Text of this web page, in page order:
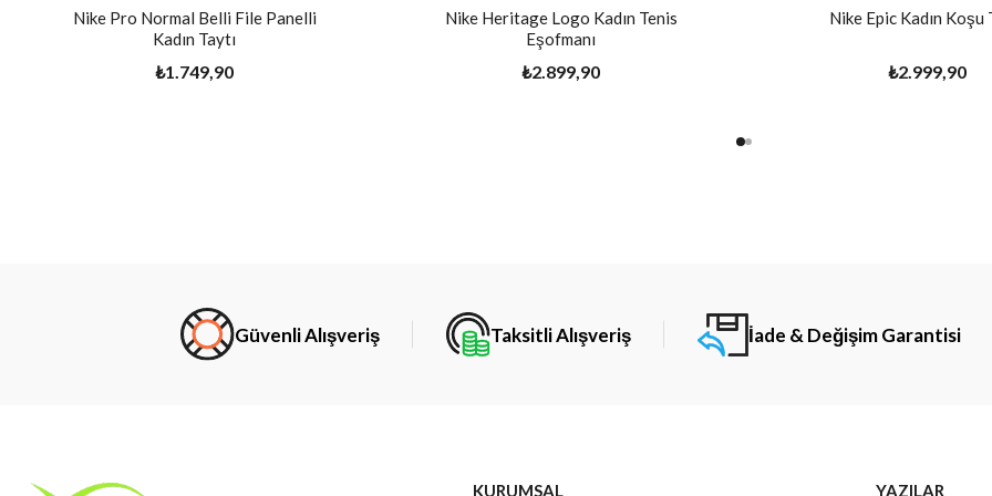
Nike Pro Normal Belli File Panelli
Kadın Taytı
₺1.749,90
Nike Heritage Logo Kadın Tenis
Eşofmanı
₺2.899,90
Nike Epic Kadın Koşu
₺2.999,90
Güvenli Alışveriş Taksitli Alışveriş İade & Değişim Garantisi
KURUMSAL YAZILAR